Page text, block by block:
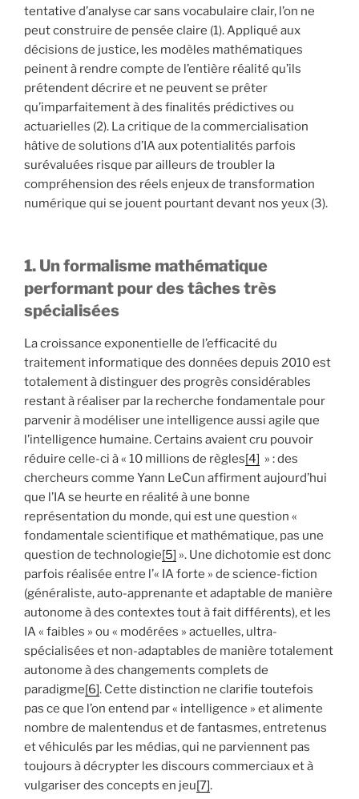
tentative d’analyse car sans vocabulaire clair, l’on ne
peut construire de pensée claire (1). Appliqué aux
décisions de justice, les modèles mathématiques
peinent à rendre compte de l’entière réalité qu’ils
prétendent décrire et ne peuvent se prêter
qu’imparfaitement à des finalités prédictives ou
actuarielles (2). La critique de la commercialisation
hâtive de solutions d’IA aux potentialités parfois
surévaluées risque par ailleurs de troubler la
compréhension des réels enjeux de transformation
numérique qui se jouent pourtant devant nos yeux (3).
1. Un formalisme mathématique
performant pour des tâches très
spécialisées
La croissance exponentielle de l’efficacité du
traitement informatique des données depuis 2010 est
totalement à distinguer des progrès considérables
restant à réaliser par la recherche fondamentale pour
parvenir à modéliser une intelligence aussi agile que
l’intelligence humaine. Certains avaient cru pouvoir
réduire celle-ci à « 10 millions de règles[4] » : des
chercheurs comme Yann LeCun affirment aujourd’hui
que l’IA se heurte en réalité à une bonne
représentation du monde, qui est une question «
fondamentale scientifique et mathématique, pas une
question de technologie[5] ». Une dichotomie est donc
parfois réalisée entre l’« IA forte » de science-fiction
(généraliste, auto-apprenante et adaptable de manière
autonome à des contextes tout à fait différents), et les
IA « faibles » ou « modérées » actuelles, ultra-
spécialisées et non-adaptables de manière totalement
autonome à des changements complets de
paradigme[6]. Cette distinction ne clarifie toutefois
pas ce que l’on entend par « intelligence » et alimente
nombre de malentendus et de fantasmes, entretenus
et véhiculés par les médias, qui ne parviennent pas
toujours à décrypter les discours commerciaux et à
vulgariser des concepts en jeu[7].